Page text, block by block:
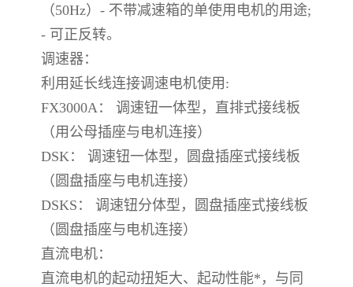
（50Hz）- 不带减速箱的单使用电机的用途;
- 可正反转。
调速器：
利用延长线连接调速电机使用:
FX3000A： 调速钮一体型，直排式接线板
（用公母插座与电机连接）
DSK： 调速钮一体型，圆盘插座式接线板
（圆盘插座与电机连接）
DSKS： 调速钮分体型，圆盘插座式接线板
（圆盘插座与电机连接）
直流电机：
直流电机的起动扭矩大、起动性能*，与同